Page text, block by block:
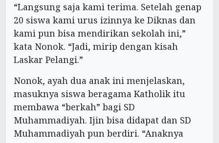
“Langsung saja kami terima. Setelah genap
20 siswa kami urus izinnya ke Diknas dan
kami pun bisa mendirikan sekolah ini,”
kata Nonok. “Jadi, mirip dengan kisah
Laskar Pelangi.”
Nonok, ayah dua anak ini menjelaskan,
masuknya siswa beragama Katholik itu
membawa “berkah” bagi SD
Muhammadiyah. Ijin bisa didapat dan SD
Muhammadiyah pun berdiri. “Anaknya